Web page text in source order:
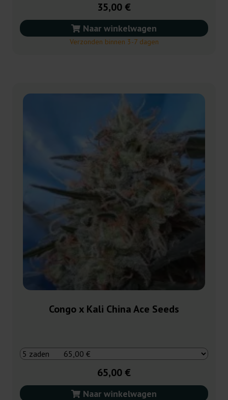
35,00 €
Naar winkelwagen
Verzonden binnen 3-7 dagen
Congo x Kali China Ace Seeds
65,00 €
Naar winkelwagen